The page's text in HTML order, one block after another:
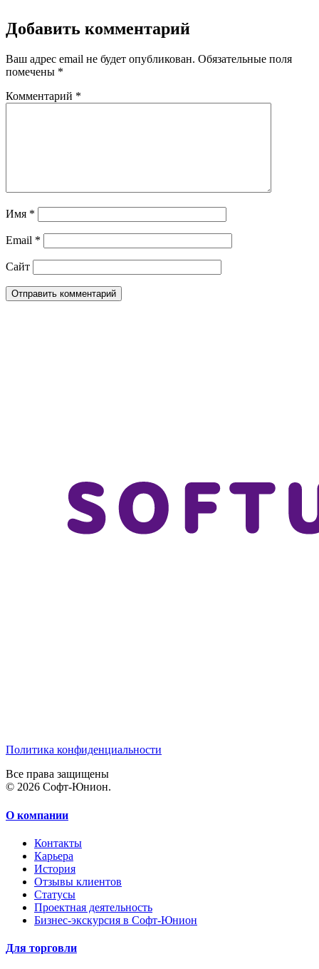
Добавить комментарий
Ваш адрес email не будет опубликован. Обязательные поля
помечены *
Комментарий *
Имя *
Email *
Сайт
Политика конфиденциальности
Все права защищены
© 2026 Софт-Юнион.
О компании
Контакты
Карьера
История
Отзывы клиентов
Статусы
Проектная деятельность
Бизнес-экскурсия в Софт-Юнион
Для торговли